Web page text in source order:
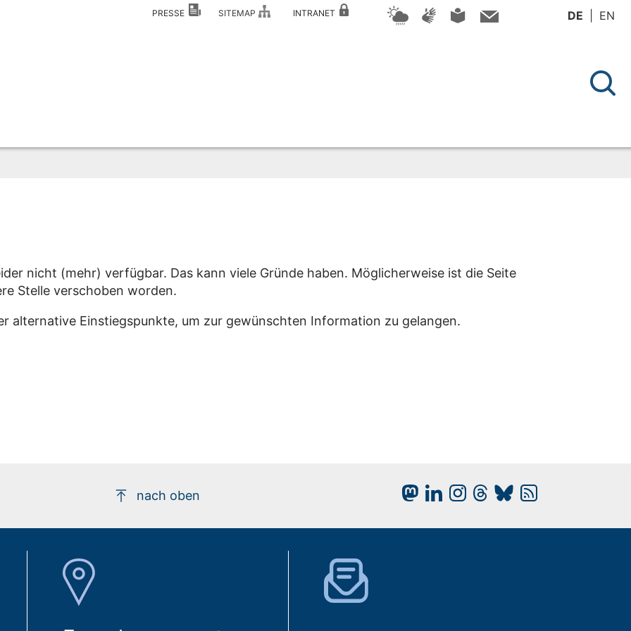
PRESSE SITEMAP INTRANET DE EN
nicht (mehr) verfügbar. Das kann viele Gründe haben. Möglicherweise ist die Seite
Stelle verschoben worden.
alternative Einstiegspunkte, um zur gewünschten Information zu gelangen.
nach oben